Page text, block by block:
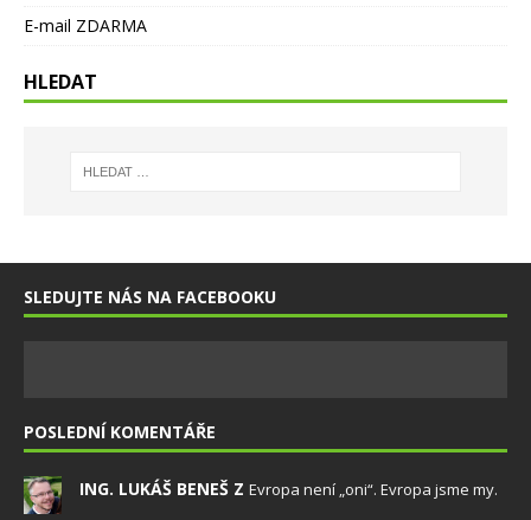
E-mail ZDARMA
HLEDAT
SLEDUJTE NÁS NA FACEBOOKU
POSLEDNÍ KOMENTÁŘE
ING. LUKÁŠ BENEŠ Z Evropa není „oni“. Evropa jsme my.